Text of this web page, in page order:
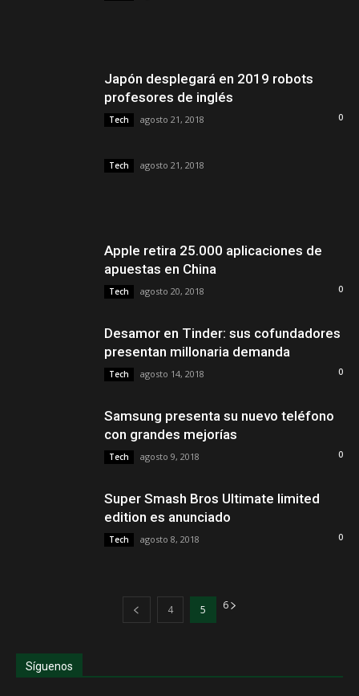
Japón desplegará en 2019 robots
profesores de inglés
Tech agosto 21, 2018 0
Tech agosto 21, 2018
Apple retira 25.000 aplicaciones de
apuestas en China
Tech agosto 20, 2018 0
Desamor en Tinder: sus cofundadores
presentan millonaria demanda
Tech agosto 14, 2018 0
Samsung presenta su nuevo teléfono
con grandes mejorías
Tech agosto 9, 2018 0
Super Smash Bros Ultimate limited
edition es anunciado
Tech agosto 8, 2018 0
4 5 6
Síguenos